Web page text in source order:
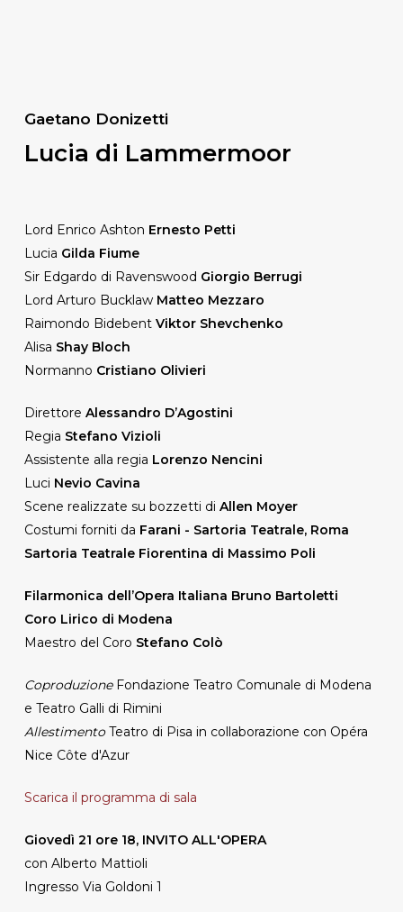
Gaetano Donizetti
Lucia di Lammermoor
Lord Enrico Ashton Ernesto Petti
Lucia Gilda Fiume
Sir Edgardo di Ravenswood Giorgio Berrugi
Lord Arturo Bucklaw Matteo Mezzaro
Raimondo Bidebent Viktor Shevchenko
Alisa Shay Bloch
Normanno Cristiano Olivieri
Direttore Alessandro D’Agostini
Regia Stefano Vizioli
Assistente alla regia Lorenzo Nencini
Luci Nevio Cavina
Scene realizzate su bozzetti di Allen Moyer
Costumi forniti da Farani - Sartoria Teatrale, Roma
Sartoria Teatrale Fiorentina di Massimo Poli
Filarmonica dell’Opera Italiana Bruno Bartoletti
Coro Lirico di Modena
Maestro del Coro Stefano Colò
Coproduzione Fondazione Teatro Comunale di Modena
e Teatro Galli di Rimini
AllestimentoTeatro di Pisa in collaborazione con Opéra
Nice Côte d'Azur
Scarica il programma di sala
Giovedì 21 ore 18, INVITO ALL'OPERA
con Alberto Mattioli
Ingresso Via Goldoni 1